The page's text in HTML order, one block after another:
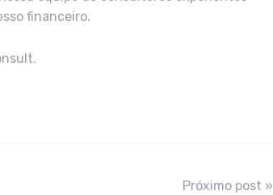
financeiro.
Próximo post »